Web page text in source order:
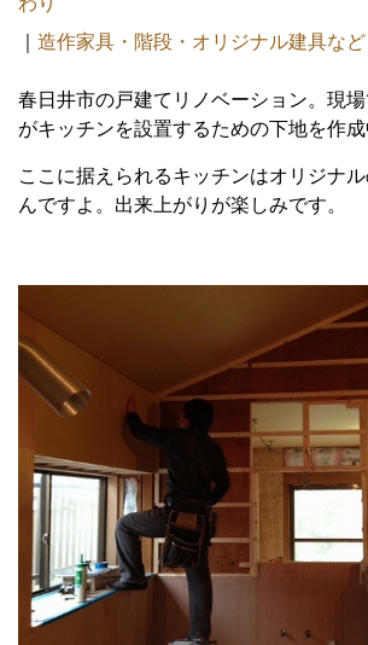
造作家具・階段・オリジナル建具など
春日井市の戸建てリノベーション。現
がキッチンを設置するための下地を作成
ここに据えられるキッチンはオリジナ
んですよ。出来上がりが楽しみです。